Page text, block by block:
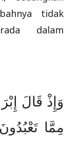
tidak
dalam
وَإِذْ قَالَ